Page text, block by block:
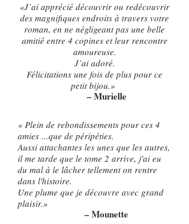
«J’ai apprécié découvrir ou redécouvrir
des magnifiques endroits à travers votre
roman, en ne négligeant pas une belle
amitié entre 4 copines et leur rencontre
amoureuse.
J’ai adoré.
Félicitations une fois de plus pour ce
petit bijou.»
– Murielle
« Plein de rebondissements pour ces 4
amies ...que de péripéties.
Aussi attachantes les unes que les autres,
il me tarde que le tome 2 arrive, j'ai eu
du mal à le lâcher tellement on rentre
dans l'histoire.
Une plume que je découvre avec grand
plaisir.»
– Mounette